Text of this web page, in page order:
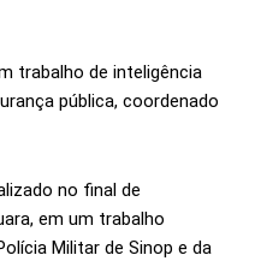
trabalho de inteligência
pública, coordenado
no final de
em um trabalho
Militar de Sinop e da